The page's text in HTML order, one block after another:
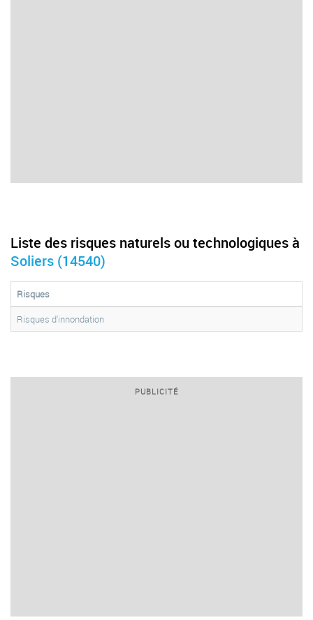
Liste des risques naturels ou technologiques à
Soliers (14540)
Risques
Risques d'innondation
PUBLICITÉ